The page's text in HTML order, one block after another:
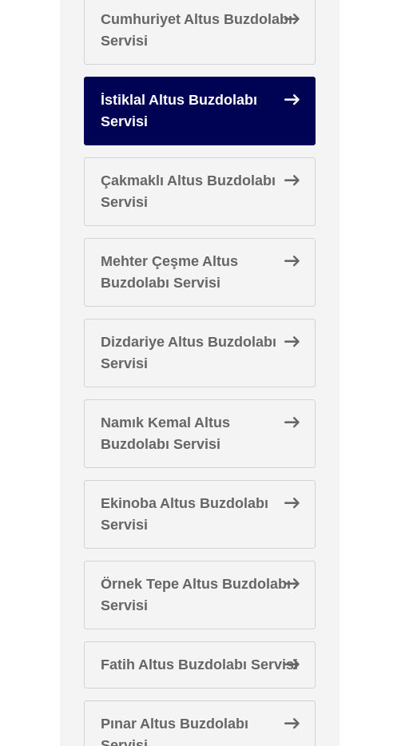
Cumhuriyet Altus Buzdolabı
Servisi
İstiklal Altus Buzdolabı
Servisi
Çakmaklı Altus Buzdolabı
Servisi
Mehter Çeşme Altus
Buzdolabı Servisi
Dizdariye Altus Buzdolabı
Servisi
Namık Kemal Altus
Buzdolabı Servisi
Ekinoba Altus Buzdolabı
Servisi
Örnek Tepe Altus Buzdolabı
Servisi
Fatih Altus Buzdolabı Servisi
Pınar Altus Buzdolabı